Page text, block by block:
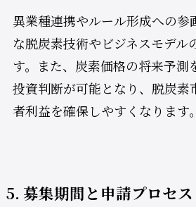
異業種連携やルール形成への参
な脱炭素技術やビジネスモデル
す。また、炭素価格の将来予測
投資判断が可能となり、脱炭素
者利益を確保しやすくなります。
5. 募集期間と申請プロセス